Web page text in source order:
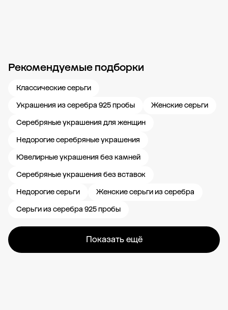
Рекомендуемые подборки
Классические серьги
Украшения из серебра 925 пробы
Женские серьги
Серебряные украшения для женщин
Недорогие серебряные украшения
Ювелирные украшения без камней
Серебряные украшения без вставок
Недорогие серьги
Женские серьги из серебра
Серьги из серебра 925 пробы
Показать ещё
Новости компании Журнал ЗОЛОТОЙ Блог